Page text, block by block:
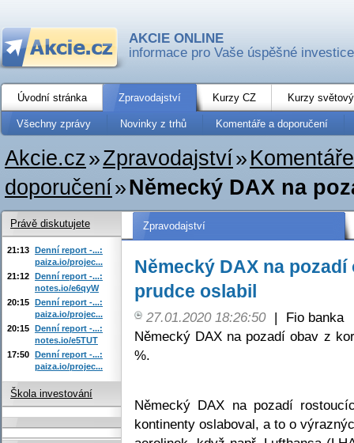
AKCIE ONLINE
informace pro Vaše úspěšné investice
Úvodní stránka Zpravodajství Kurzy CZ Kurzy
Všechny zprávy Novinky z trhů Komentáře a doporučení
Akcie.cz»Zpravodajství»
doporučení»Německý DAX na
Zpravodajství
Německý DAX na
prudce oslabil
27.01.2020 18:26:50 |
Fio banka
Německý DAX na pozadí obav z
%.
Německý DAX na pozadí
kontinenty oslaboval, a to o
Právě diskutujete
21:13 Denní report -...:
paiza.io/projec...
21:12 Denní report -...:
notes.io/e6qyW
20:15 Denní report -...:
paiza.io/projec...
20:15 Denní report -...:
notes.io/e5TUT
17:50 Denní report -...:
paiza.io/projec...
Škola investování